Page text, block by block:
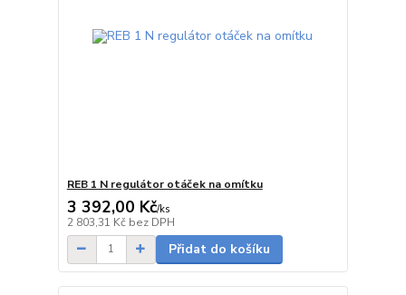
REB 1 N regulátor otáček na omítku
3 392,00 Kč/ks
2 803,31 Kč bez DPH
Přidat do košíku